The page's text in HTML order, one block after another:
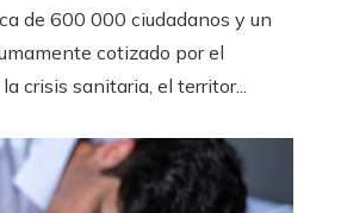
de 600 000 ciudadanos y un
cotizado por el
crisis sanitaria, el territor...